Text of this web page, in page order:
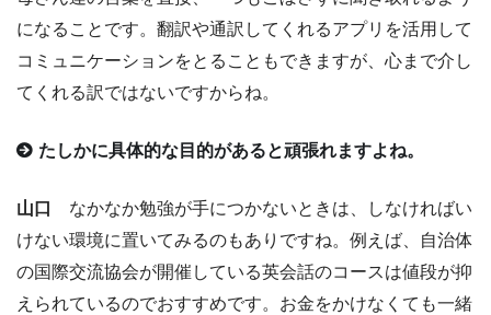
になることです。翻訳や通訳してくれるアプリを活用して
コミュニケーションをとることもできますが、心まで介し
てくれる訳ではないですからね。
たしかに具体的な目的があると頑張れますよね。
山口 なかなか勉強が手につかないときは、しなければい
けない環境に置いてみるのもありですね。例えば、自治体
の国際交流協会が開催している英会話のコースは値段が抑
えられているのでおすすめです。お金をかけなくても一緒